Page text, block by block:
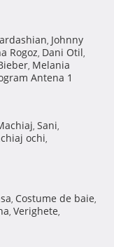
, Johnny
Rogoz, Dani Otil,
, Melania
Antena 1
, Sani,
ochi,
, Costume de baie,
, Verighete,